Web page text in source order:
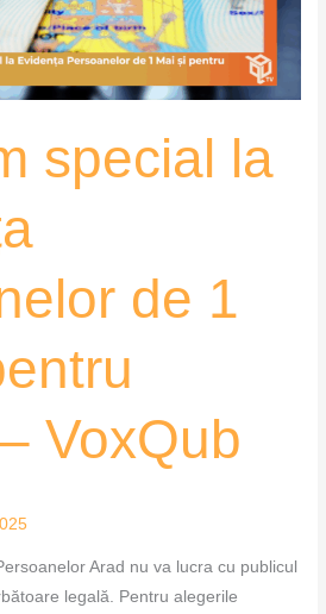
special la
de 1
VoxQub
Arad nu va lucra cu publicul
legală. Pentru alegerile